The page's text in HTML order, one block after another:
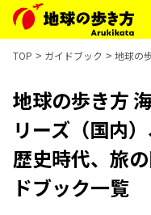
TOP ガイドブック 地球の
地球の歩き方
リーズ（国内
歴史時代、旅
ドブック一覧